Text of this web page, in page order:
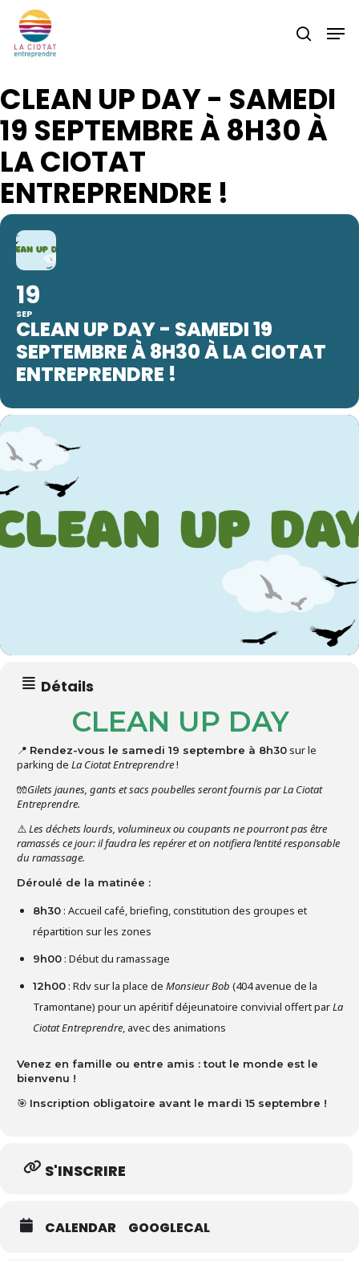
main
search
CLEAN UP DAY - SAMEDI
19 SEPTEMBRE À 8H30 À
LA CIOTAT
ENTREPRENDRE !
19
SEP
CLEAN UP DAY - SAMEDI 19
SEPTEMBRE À 8H30 À LA CIOTAT
ENTREPRENDRE !
Détails
CLEAN UP DAY
📍 Rendez-vous le samedi 19 septembre à 8h30sur le
parking de La Ciotat Entreprendre!
🧤Gilets jaunes, gants et sacs poubelles seront fournis par La Ciotat
Entreprendre.
⚠️Les déchets lourds, volumineux ou coupants ne pourront pas être
ramassés ce jour: il faudra les repérer et on notifiera l’entité responsable
du ramassage.
Déroulé de la matinée :
8h30: Accueil café, briefing, constitution des groupes et
répartition sur les zones
9h00: Début du ramassage
12h00: Rdv sur la place de Monsieur Bob (404 avenue de la
Tramontane) pour un apéritif déjeunatoire convivial offert parLa
Ciotat Entreprendre, avec des animations
Venez en famille ou entre amis : tout le monde est le
bienvenu !
🎯 Inscription obligatoire avant le mardi 15 septembre !
S'INSCRIRE
CALENDAR GOOGLECAL